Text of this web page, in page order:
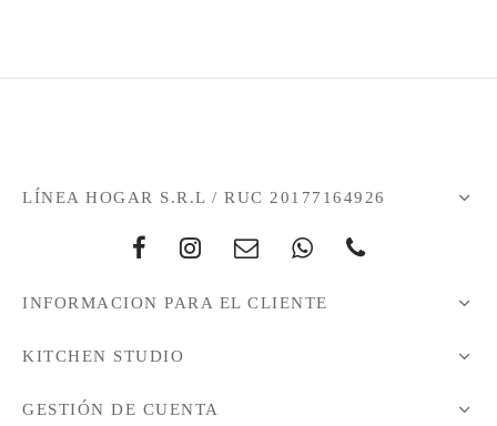
LÍNEA HOGAR S.R.L / RUC 20177164926
INFORMACION PARA EL CLIENTE
KITCHEN STUDIO
GESTIÓN DE CUENTA